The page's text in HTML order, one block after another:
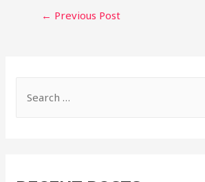
POST
← Previous Post